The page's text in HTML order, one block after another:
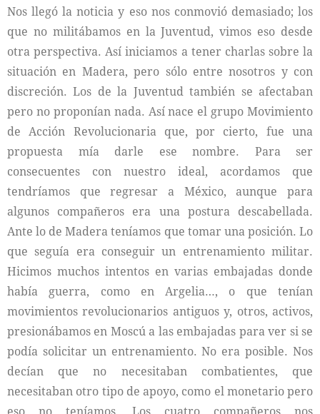
Nos llegó la noticia y eso nos conmovió demasiado; los
que no militábamos en la Juventud, vimos eso desde
otra perspectiva. Así iniciamos a tener charlas sobre la
situación en Madera, pero sólo entre nosotros y con
discreción. Los de la Juventud también se afectaban
pero no proponían nada. Así nace el grupo Movimiento
de Acción Revolucionaria que, por cierto, fue una
propuesta mía darle ese nombre. Para ser
consecuentes con nuestro ideal, acordamos que
tendríamos que regresar a México, aunque para
algunos compañeros era una postura descabellada.
Ante lo de Madera teníamos que tomar una posición. Lo
que seguía era conseguir un entrenamiento militar.
Hicimos muchos intentos en varias embajadas donde
había guerra, como en Argelia…, o que tenían
movimientos revolucionarios antiguos y, otros, activos,
presionábamos en Moscú a las embajadas para ver si se
podía solicitar un entrenamiento. No era posible. Nos
decían que no necesitaban combatientes, que
necesitaban otro tipo de apoyo, como el monetario pero